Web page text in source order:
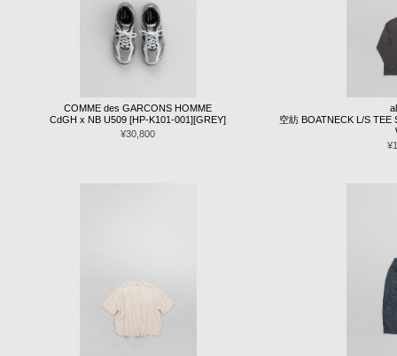
COMME des GARCONS HOMME
CdGH x NB U509 [HP-K101-001][GREY]
¥30,800
空紡 BOATNECK L/S TEE